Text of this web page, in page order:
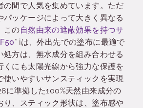
の間で人気を集めています。ただ
パッケージによって大きく異なる
この自然由来の遮蔽効果を持つサ
* iは、外出先での塗布に最適で
処方は、無水成分を組み合わせる
くにも太陽光線から強力な保護を
使いやすいサンスティックを実現
に準拠した100%天然由来成分の
り、スティック形状は、塗布感や